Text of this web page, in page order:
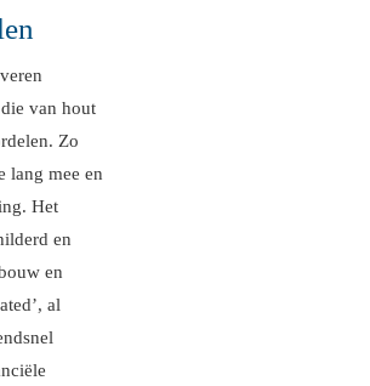
van hout
Zo
lang mee en
Het
en
en
al